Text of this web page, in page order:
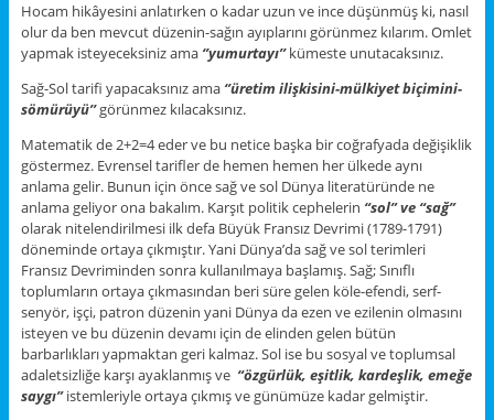
Hocam hikâyesini anlatırken o kadar uzun ve ince düşünmüş ki, nasıl
olur da ben mevcut düzenin-sağın ayıplarını görünmez kılarım. Omlet
yapmak isteyeceksiniz ama ‘’yumurtayı’’kümeste unutacaksınız.
Sağ-Sol tarifi yapacaksınız ama ‘’üretim ilişkisini-mülkiyet biçimini-
sömürüyü’’görünmez kılacaksınız.
Matematik de 2+2=4 eder ve bu netice başka bir coğrafyada değişiklik
göstermez. Evrensel tarifler de hemen hemen her ülkede aynı
anlama gelir. Bunun için önce sağ ve sol Dünya literatüründe ne
anlama geliyor ona bakalım. Karşıt politik cephelerin “sol” ve “sağ”
olarak nitelendirilmesi ilk defa Büyük Fransız Devrimi (1789-1791)
döneminde ortaya çıkmıştır. Yani Dünya’da sağ ve sol terimleri
Fransız Devriminden sonra kullanılmaya başlamış. Sağ; Sınıflı
toplumların ortaya çıkmasından beri süre gelen köle-efendi, serf-
senyör, işçi, patron düzenin yani Dünya da ezen ve ezilenin olmasını
isteyen ve bu düzenin devamı için de elinden gelen bütün
barbarlıkları yapmaktan geri kalmaz. Sol ise bu sosyal ve toplumsal
adaletsizliğe karşı ayaklanmış ve“özgürlük, eşitlik, kardeşlik, emeğe
saygı”istemleriyle ortaya çıkmış ve günümüze kadar gelmiştir.